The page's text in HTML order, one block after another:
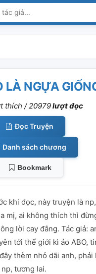
LÀ NGỰA
thích /20979lượt đọc
Đọc Truyện
Danh sách chương
Bookmark
khi đọc, này truyện là
mị, ai không thích thì
lời cay đắng. Tác giả:
tới thế giới kì ảo ABO,
thèm nhỏ dãi anh, phải
tương lai.